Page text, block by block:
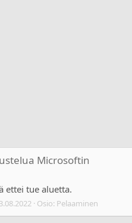
Microsoftin
ettei tue aluetta.
Osio: Pelaaminen